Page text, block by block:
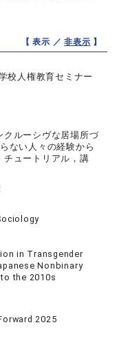
【 表示 ／非表示 】
校人権教育セミナー
クルーシヴな居場所づ
ない人々の経験から
チュートリアル，講
in Transgender
Nonbinary
the 2010s
2025